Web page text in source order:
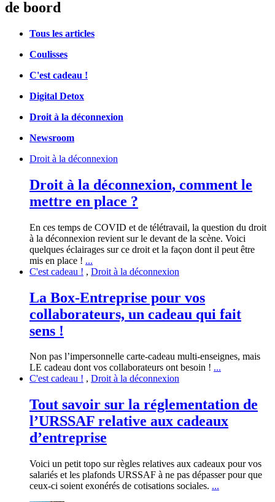
de boord
Tous les articles
Coulisses
C'est cadeau !
Digital Detox
Droit à la déconnexion
Newsroom
Droit à la déconnexion
Droit à la déconnexion, comment le
mettre en place ?
En ces temps de COVID et de télétravail, la question du droit
à la déconnexion revient sur le devant de la scène. Voici
quelques éclairages sur ce droit et la façon dont il peut être
mis en place ! ...
C'est cadeau ! , Droit à la déconnexion
La Box-Entreprise pour vos
collaborateurs, un cadeau qui fait
sens !
Non pas l’impersonnelle carte-cadeau multi-enseignes, mais
LE cadeau dont vos collaborateurs ont besoin ! ...
C'est cadeau ! , Droit à la déconnexion
Tout savoir sur la réglementation de
l’URSSAF relative aux cadeaux
d’entreprise
Voici un petit topo sur règles relatives aux cadeaux pour vos
salariés et les plafonds URSSAF à ne pas dépasser pour que
ceux-ci soient exonérés de cotisations sociales. ...